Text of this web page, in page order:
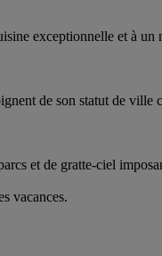
exceptionnelle et à un
de son statut de ville
et de gratte-ciel
vacances.